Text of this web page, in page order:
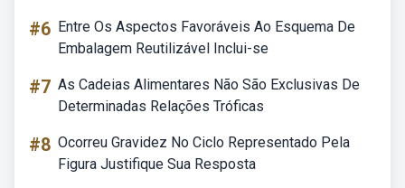
#6 Entre Os Aspectos Favoráveis Ao Esquema De
Embalagem Reutilizável Inclui-se
#7 As Cadeias Alimentares Não São Exclusivas De
Determinadas Relações Tróficas
#8 Ocorreu Gravidez No Ciclo Representado Pela
Figura Justifique Sua Resposta